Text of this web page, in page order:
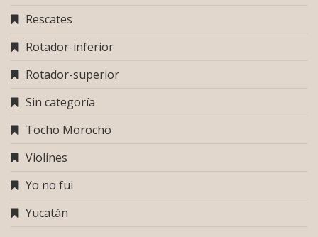
Rescates
Rotador-inferior
Rotador-superior
Sin categoría
Tocho Morocho
Violines
Yo no fui
Yucatán